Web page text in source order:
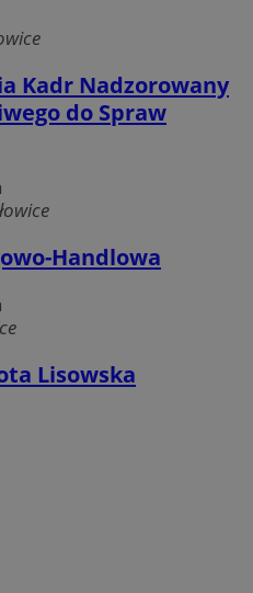
Kadr Nadzorowany
do Spraw
Handlowa
Lisowska